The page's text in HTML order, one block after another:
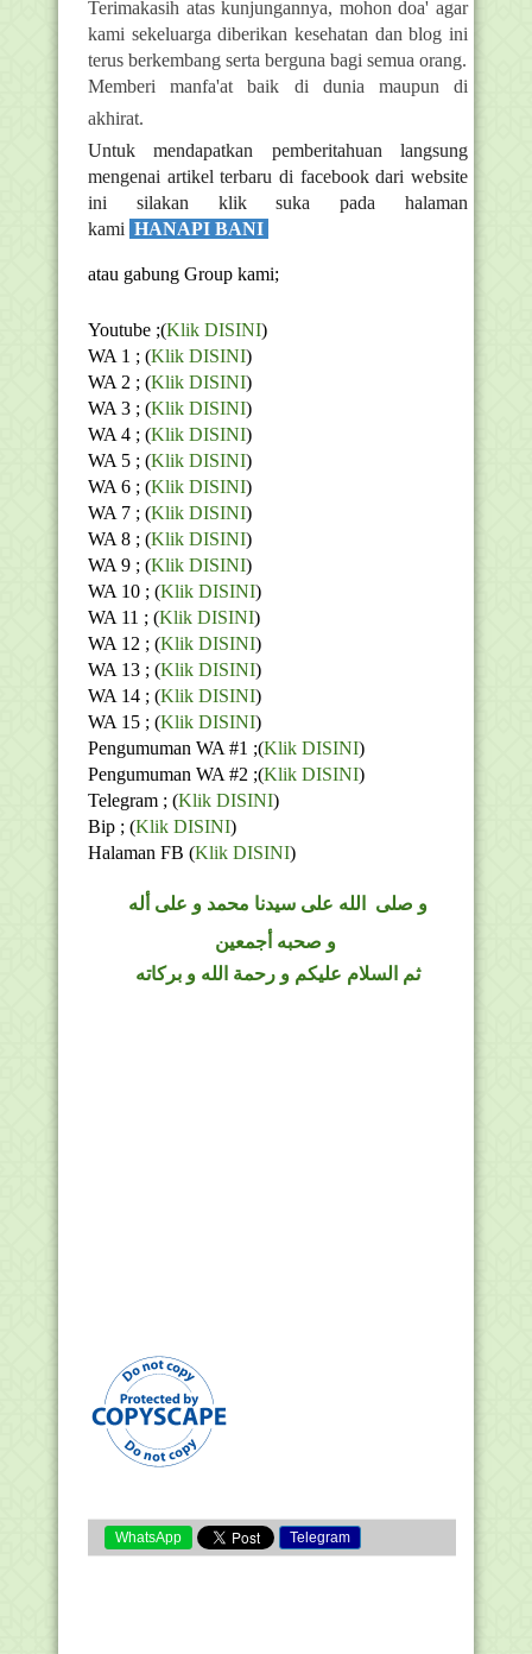
Terimakasih atas kunjungannya, mohon doa' agar
kami sekeluarga diberikan kesehatan dan blog ini
terus berkembang serta berguna bagi semua orang.
Memberi manfa'at baik di dunia maupun di
akhirat.
Untuk mendapatkan pemberitahuan langsung
mengenai artikel terbaru di facebook dari website
ini silakan klik suka pada halaman
kami HANAPI BANI
atau gabung Group kami;
Youtube ;(Klik DISINI)
WA 1 ; (Klik DISINI)
WA 2 ; (Klik DISINI)
WA 3 ; (Klik DISINI)
WA 4 ; (Klik DISINI)
WA 5 ; (Klik DISINI)
WA 6 ; (Klik DISINI)
WA 7 ; (Klik DISINI)
WA 8 ; (Klik DISINI)
WA 9 ; (Klik DISINI)
WA 10 ; (Klik DISINI)
WA 11 ; (Klik DISINI)
WA 12 ; (Klik DISINI)
WA 13 ; (Klik DISINI)
WA 14 ; (Klik DISINI)
WA 15 ; (Klik DISINI)
Pengumuman WA #1 ;(Klik DISINI)
Pengumuman WA #2 ;(Klik DISINI)
Telegram ; (Klik DISINI)
Bip ; (Klik DISINI)
Halaman FB (Klik DISINI)
و صلى الله على سيدنا محمد و على أله
و صحبه أجمعين
ثم السلام عليكم و رحمة الله و بركاته
WhatsApp Telegram